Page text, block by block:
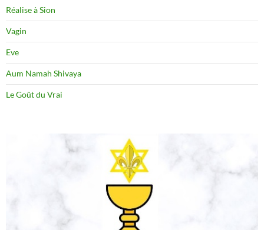
Réalise à Sion
Vagin
Eve
Aum Namah Shivaya
Le Goût du Vrai